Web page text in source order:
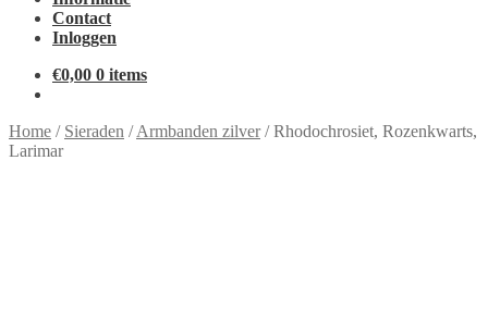
Contact
Inloggen
€0,00 0 items
Home / Sieraden /Armbanden zilver/Rhodochrosiet, Rozenkwarts,
Larimar